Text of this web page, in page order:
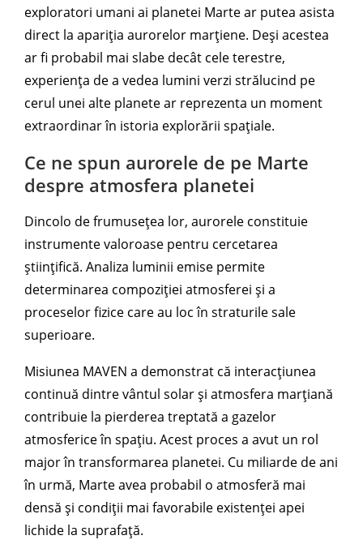
exploratori umani ai planetei Marte ar putea asista
direct la apariția aurorelor marțiene. Deși acestea
ar fi probabil mai slabe decât cele terestre,
experiența de a vedea lumini verzi strălucind pe
cerul unei alte planete ar reprezenta un moment
extraordinar în istoria explorării spațiale.
Ce ne spun aurorele de pe Marte
despre atmosfera planetei
Dincolo de frumusețea lor, aurorele constituie
instrumente valoroase pentru cercetarea
științifică. Analiza luminii emise permite
determinarea compoziției atmosferei și a
proceselor fizice care au loc în straturile sale
superioare.
Misiunea MAVEN a demonstrat că interacțiunea
continuă dintre vântul solar și atmosfera marțiană
contribuie la pierderea treptată a gazelor
atmosferice în spațiu. Acest proces a avut un rol
major în transformarea planetei. Cu miliarde de ani
în urmă, Marte avea probabil o atmosferă mai
densă și condiții mai favorabile existenței apei
lichide la suprafață.